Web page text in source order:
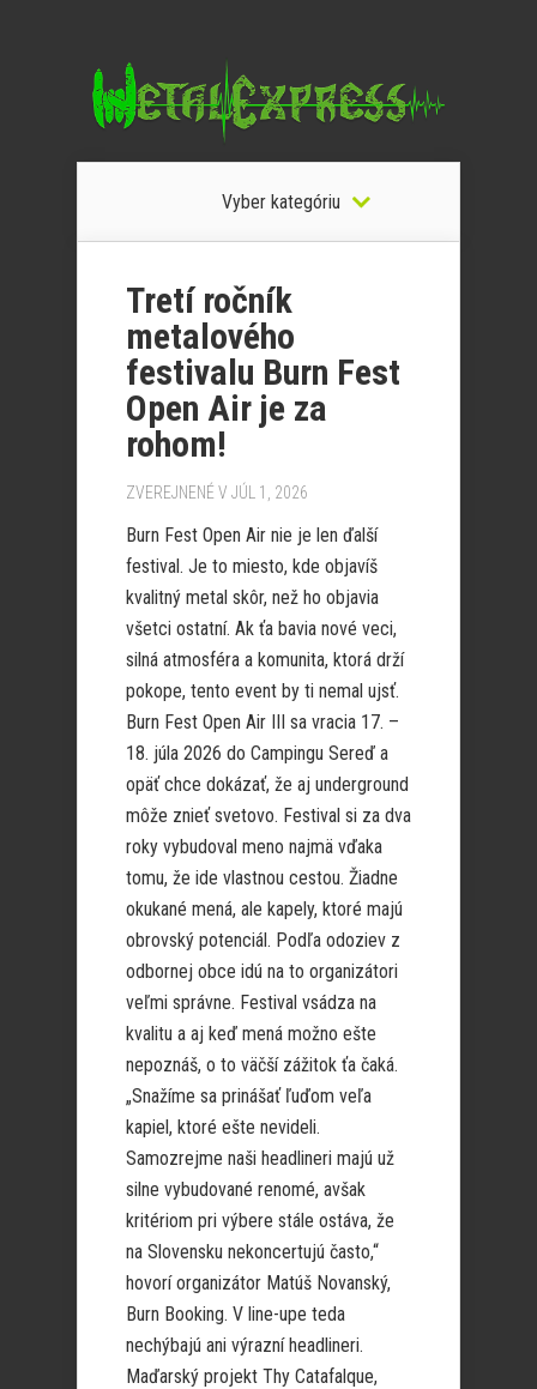
Vyber kategóriu
Tretí ročník
metalového
festivalu Burn Fest
Open Air je za
rohom!
ZVEREJNENÉ V JÚL 1, 2026
Burn Fest Open Air nie je len ďalší
festival. Je to miesto, kde objavíš
kvalitný metal skôr, než ho objavia
všetci ostatní. Ak ťa bavia nové veci,
silná atmosféra a komunita, ktorá drží
pokope, tento event by ti nemal ujsť.
Burn Fest Open Air III sa vracia 17. –
18. júla 2026 do Campingu Sereď a
opäť chce dokázať, že aj underground
môže znieť svetovo. Festival si za dva
roky vybudoval meno najmä vďaka
tomu, že ide vlastnou cestou. Žiadne
okukané mená, ale kapely, ktoré majú
obrovský potenciál. Podľa odoziev z
odbornej obce idú na to organizátori
veľmi správne. Festival vsádza na
kvalitu a aj keď mená možno ešte
nepoznáš, o to väčší zážitok ťa čaká.
„Snažíme sa prinášať ľuďom veľa
kapiel, ktoré ešte nevideli.
Samozrejme naši headlineri majú už
silne vybudované renomé, avšak
kritériom pri výbere stále ostáva, že
na Slovensku nekoncertujú často,“
hovorí organizátor Matúš Novanský,
Burn Booking. V line-upe teda
nechýbajú ani výrazní headlineri.
Maďarský projekt Thy Catafalque,